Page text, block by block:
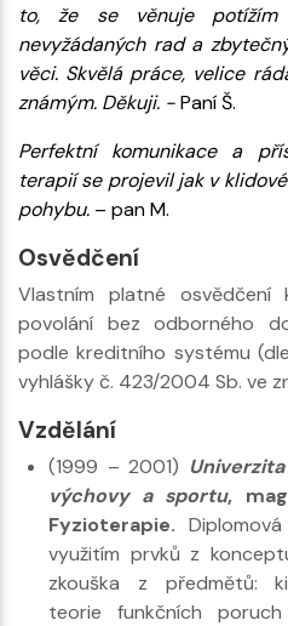
to, že se věnuje
nevyžádaných rad a
věci. Skvělá práce, velice
známým. Děkuji. -Paní Š.
Perfektní komunikace a
terapií se projevil jak v
pohybu. – pan M.
Osvědčení
Vlastním platné osvědčení
povolání bez odborného
podle kreditního systému
vyhlášky č. 423/2004 Sb. ve
Vzdělání
(1999 – 2001)
výchovy a sportu,
Fyzioterapie.
využitím prvků z
zkouška z předmětů:
teorie funkčních